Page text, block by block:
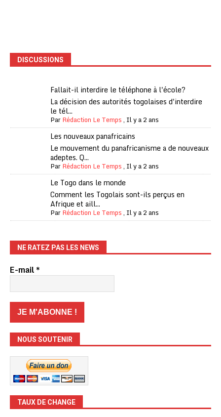
DISCUSSIONS
Fallait-il interdire le téléphone à l'école?
La décision des autorités togolaises d'interdire
le tél...
ParRédaction Le Temps, Il y a 2 ans
Les nouveaux panafricains
Le mouvement du panafricanisme a de nouveaux
adeptes. Q...
ParRédaction Le Temps, Il y a 2 ans
Le Togo dans le monde
Comment les Togolais sont-ils perçus en
Afrique et aill...
ParRédaction Le Temps, Il y a 2 ans
NE RATEZ PAS LES NEWS
E-mail*
NOUS SOUTENIR
TAUX DE CHANGE